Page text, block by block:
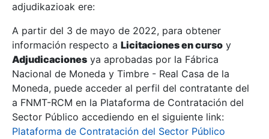
Erakutsi/Ezkutatu
Erakutsi/Ezkutatu
Erakutsi/Ezkutatu
adjudikazioak ere:
A partir del 3 de mayo de 2022, para obtener
información respecto a Licitaciones en curso y
Adjudicaciones ya aprobadas por la Fábrica
Nacional de Moneda y Timbre - Real Casa de la
Moneda, puede acceder al perfil del contratante del
a FNMT-RCM en la Plataforma de Contratación del
Sector Público accediendo en el siguiente link:
Plataforma de Contratación del Sector Público